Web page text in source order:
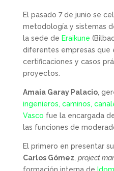
El pasado 7 de junio se
metodología y sistemas
la sede de Eraikune
diferentes empresas que
certificaciones y casos
proyectos.
Amaia Garay Palacio,
ingenieros, caminos,
Vasco fue la encargada
las funciones de
El primero en presentar
Carlos Gómez project